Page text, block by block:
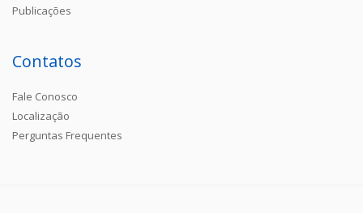
Publicações
Contatos
Fale Conosco
Localização
Perguntas Frequentes